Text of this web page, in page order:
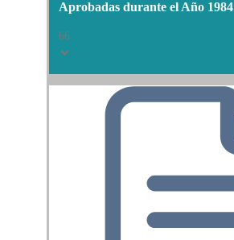
Aprobadas durante el Año 1984
66